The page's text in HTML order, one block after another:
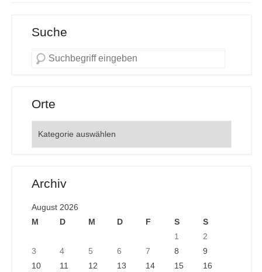
Suche
Orte
Archiv
August 2026
M
D M D F S
S
1
2
3
4 5 6 7 8
9
10
11 12 13 14 15 16